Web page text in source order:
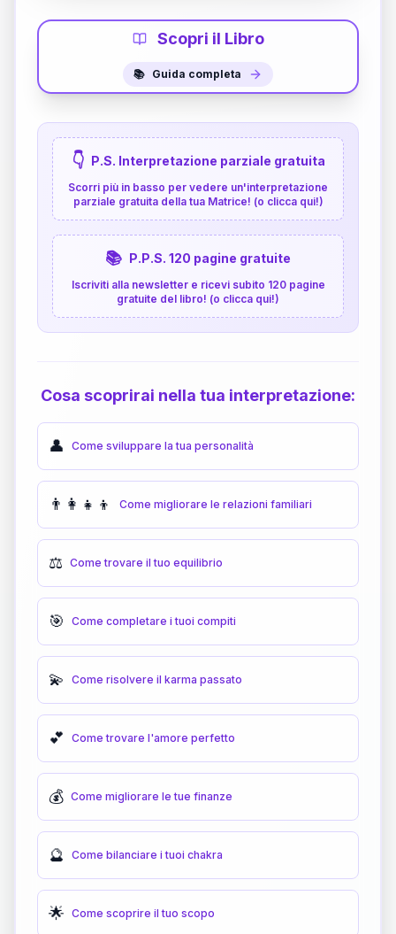
Scopri il Libro
📚 Guida completa
👇 P.S. Interpretazione parziale gratuita
Scorri più in basso per vedere un'interpretazione
parziale gratuita della tua Matrice! (o clicca qui!)
📚 P.P.S. 120 pagine gratuite
Iscriviti alla newsletter e ricevi subito 120 pagine
gratuite del libro! (o clicca qui!)
Cosa scoprirai nella tua interpretazione:
👤 Come sviluppare la tua personalità
👨‍👩‍👧‍👦 Come migliorare le relazioni familiari
⚖️ Come trovare il tuo equilibrio
🎯 Come completare i tuoi compiti
💫 Come risolvere il karma passato
💕 Come trovare l'amore perfetto
💰 Come migliorare le tue finanze
🔮 Come bilanciare i tuoi chakra
🌟 Come scoprire il tuo scopo